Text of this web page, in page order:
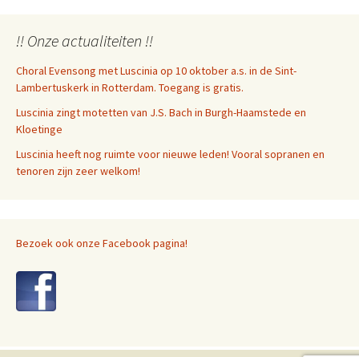
!! Onze actualiteiten !!
Choral Evensong met Luscinia op 10 oktober a.s. in de Sint-
Lambertuskerk in Rotterdam. Toegang is gratis.
Luscinia zingt motetten van J.S. Bach in Burgh-Haamstede en
Kloetinge
Luscinia heeft nog ruimte voor nieuwe leden! Vooral sopranen en
tenoren zijn zeer welkom!
Bezoek ook onze Facebook pagina!